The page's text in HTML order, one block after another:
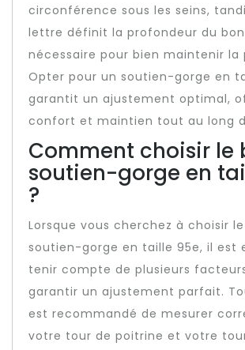
circonférence sous les seins,
lettre définit la profondeur du
nécessaire pour bien maintenir la
Opter pour un soutien-gorge en
garantit un ajustement optimal,
confort et maintien tout au long
Comment choisir le
soutien-gorge en
?
Lorsque vous cherchez à choisir
soutien-gorge en taille 95e, il est
tenir compte de plusieurs
garantir un ajustement parfait.
est recommandé de mesurer
votre tour de poitrine et votre